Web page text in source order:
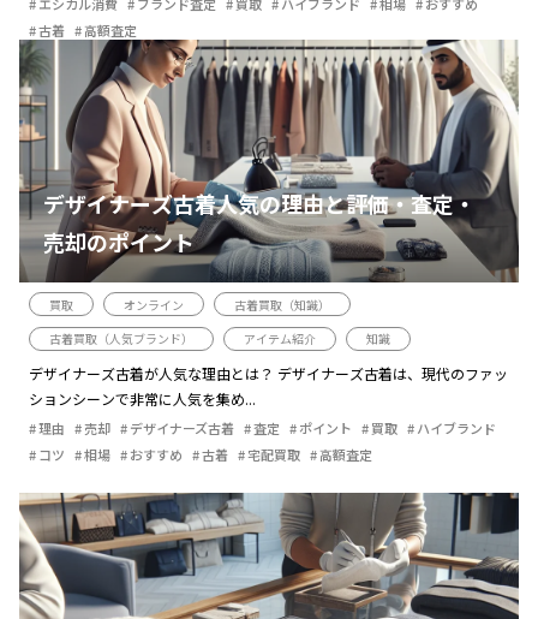
古着
高額査定
デザイナーズ古着人気の理由と評価・査定・
売却のポイント
買取 オンライン
古着買取（知識）
古着買取（人気ブランド）
アイテム紹介 知識
デザイナーズ古着が人気な理由とは？ デザイナーズ古着は、現代のファッ
ションシーンで非常に人気を集め...
理由 売却 デザイナーズ古着 査定 ポイント 買取
ハイブランド
コツ
相場 おすすめ 古着 宅配買取 高額査定